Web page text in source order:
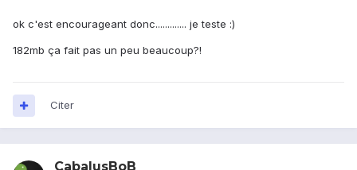
ok c'est encourageant donc............. je teste :)
182mb ça fait pas un peu beaucoup?!
Citer
CabalusBoB